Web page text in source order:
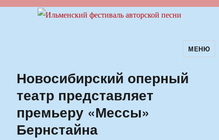
Ильменский фестиваль авторскойМЕНЮ
Новосибирский оперный
театр представляет
премьеру «Мессы»
Бернстайна